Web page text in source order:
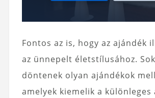
Fontos az is, hogy az ajándék
az ünnepelt életstílusához.
döntenek olyan ajándékok
amelyek kiemelik a különleges